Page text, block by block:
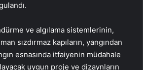
ve algılama sistemlerinin,
sızdırmaz kapıların, yangından
esnasında itfaiyenin müdahale
uygun proje ve dizaynların